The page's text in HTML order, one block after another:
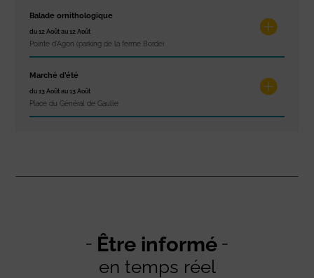
Balade ornithologique
du 12 Août au 12 Août
Pointe d'Agon (parking de la ferme Borde)
Marché d’été
du 13 Août au 13 Août
Place du Général de Gaulle
Être informé
en temps réel